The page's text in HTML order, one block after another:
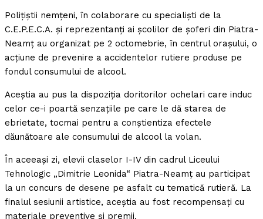
Poliţiştii nemţeni, în colaborare cu specialişti de la
C.E.P.E.C.A. şi reprezentanţi ai şcolilor de şoferi din Piatra-
Neamţ au organizat pe 2 octomebrie, în centrul oraşului, o
acţiune de prevenire a accidentelor rutiere produse pe
fondul consumului de alcool.
Aceştia au pus la dispoziţia doritorilor ochelari care induc
celor ce-i poartă senzaţiile pe care le dă starea de
ebrietate, tocmai pentru a conştientiza efectele
dăunătoare ale consumului de alcool la volan.
În aceeaşi zi, elevii claselor I-IV din cadrul Liceului
Tehnologic „Dimitrie Leonida“ Piatra-Neamţ au participat
la un concurs de desene pe asfalt cu tematică rutieră. La
finalul sesiunii artistice, aceştia au fost recompensaţi cu
materiale preventive şi premii.